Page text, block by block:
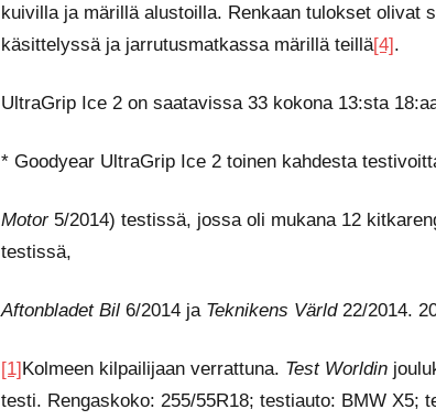
kuivilla ja märillä alustoilla. Renkaan tulokset olivat
käsittelyssä ja jarrutusmatkassa märillä teillä[4].
UltraGrip Ice 2 on saatavissa 33 kokona 13:sta
* Goodyear UltraGrip Ice 2 toinen kahdesta
Motor5/2014) testissä, jossa oli mukana 12
testissä,
Aftonbladet Bil 6/2014 ja Teknikens Värld22/2014.
[1]Kolmeen kilpailijaan verrattuna. Test Worldin
testi. Rengaskoko: 255/55R18; testiauto: BMW